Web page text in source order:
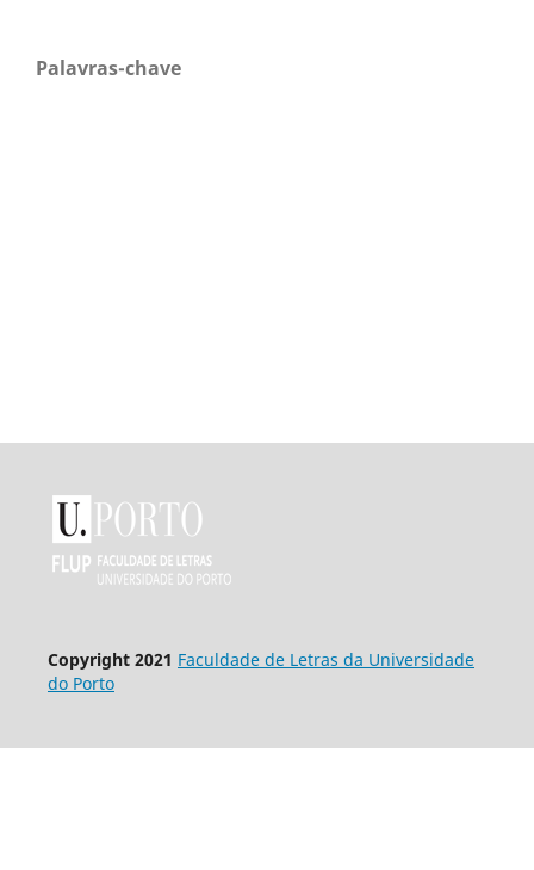
Palavras-chave
Copyright 2021 Faculdade de Letras da Universidade
do Porto